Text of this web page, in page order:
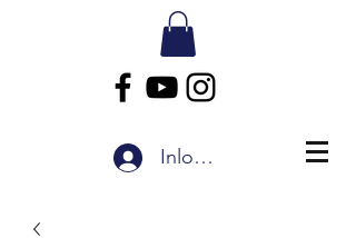
Inloggen